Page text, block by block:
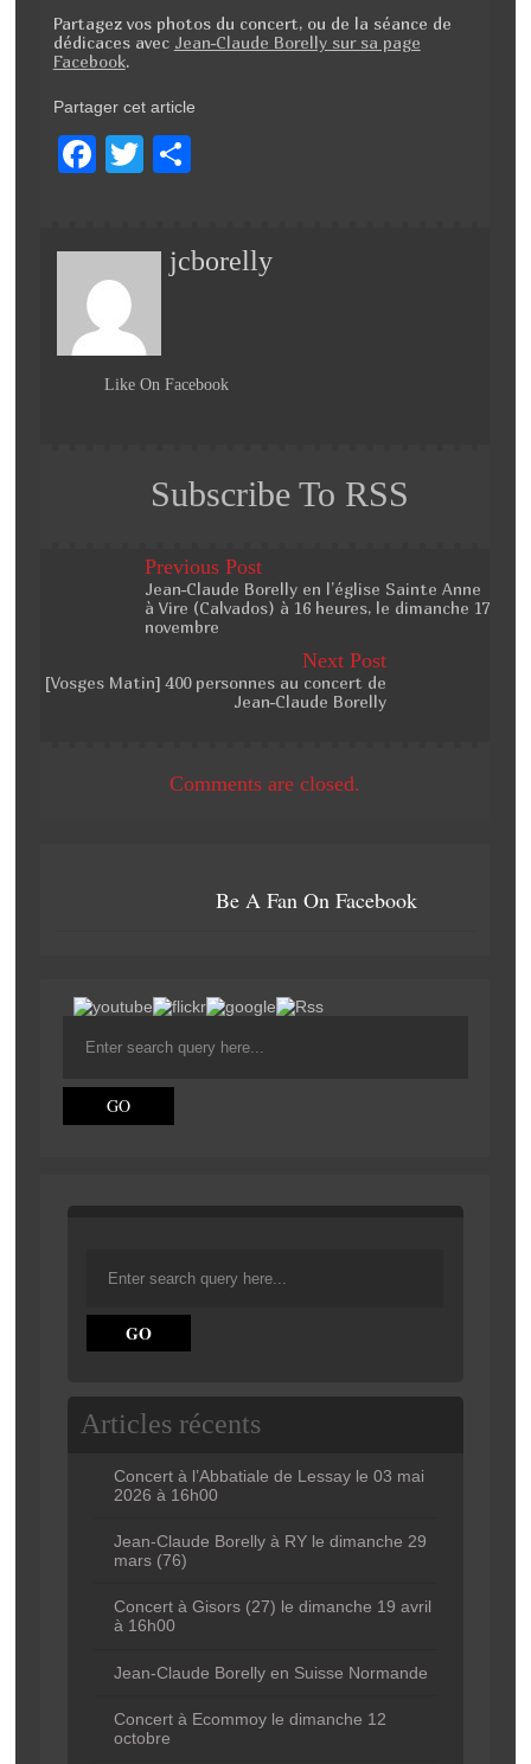
Partagez vos photos du concert, ou de la séance de
dédicaces avec Jean-Claude Borelly sur sa page
Facebook.
Partager cet article
F
o
o
T
er g
jcborelly
Like On Facebook
Subscribe To RSS
Previous Post
Jean-Claude Borelly en l’église Sainte Anne
à Vire (Calvados) à 16 heures, le dimanche 17
novembre
Next Post
[Vosges Matin] 400 personnes au concert de
Jean-Claude Borelly
Comments are closed.
Be A Fan On Facebook
Articles récents
Concert à l’Abbatiale de Lessay le 03 mai
2026 à 16h00
Jean-Claude Borelly à RY le dimanche 29
mars (76)
Concert à Gisors (27) le dimanche 19 avril
à 16h00
Jean-Claude Borelly en Suisse Normande
Concert à Ecommoy le dimanche 12
octobre